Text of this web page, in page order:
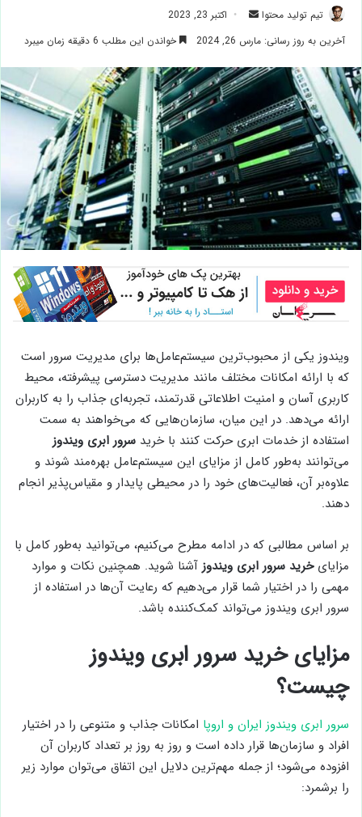
تیم تولید محتوا
ارسال
ایمیل
اکتبر 23, 2023
آخرین به روز رسانی: مارس 26, 2024
خواندن این مطلب 6 دقیقه زمان میبرد
ویندوز یکی از محبوب‌ترین سیستم‌عامل‌ها برای مدیریت سرور است
که با ارائه امکانات مختلف مانند مدیریت دسترسی پیشرفته، محیط
کاربری آسان و امنیت اطلاعاتی قدرتمند، تجربه‌ای جذاب را به کاربران
ارائه می‌دهد. در این میان، سازمان‌هایی که می‌خواهند به سمت
استفاده از خدمات ابری حرکت کنند با خرید سرور ابری ویندوز
می‌توانند به‌طور کامل از مزایای این سیستم‌عامل بهره‌مند شوند و
علاوه‌بر آن، فعالیت‌های خود را در محیطی پایدار و مقیاس‌پذیر انجام
دهند.
بر اساس مطالبی که در ادامه مطرح می‌کنیم، می‌توانید به‌طور کامل با
مزایایخرید سرور ابری ویندوزآشنا شوید. همچنین نکات و موارد
مهمی را در اختیار شما قرار می‌دهیم که رعایت آن‌ها در استفاده از
سرور ابری ویندوز می‌تواند کمک‌کننده باشد.
مزایای خرید سرور ابری ویندوز
چیست؟
سرور ابری ویندوز ایران و اروپا امکانات جذاب و متنوعی را در اختیار
افراد و سازمان‌ها قرار داده است و روز به روز بر تعداد کاربران آن
افزوده می‌شود؛ از جمله مهم‌ترین دلایل این اتفاق می‌توان موارد زیر
را برشمرد: